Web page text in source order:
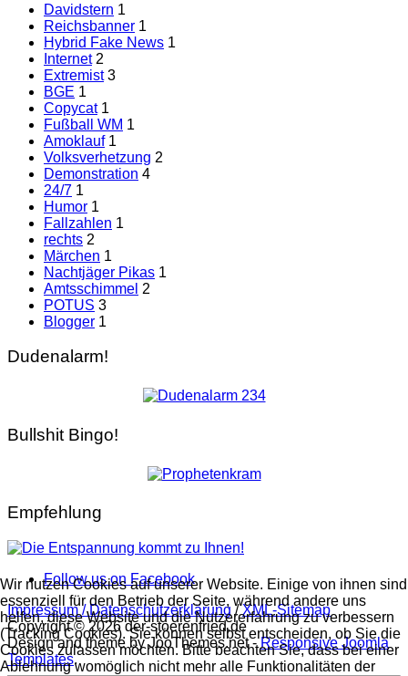
Davidstern 1
Reichsbanner 1
Hybrid Fake News 1
Internet 2
Extremist 3
BGE 1
Copycat 1
Fußball WM 1
Amoklauf 1
Volksverhetzung 2
Demonstration 4
24/7 1
Humor 1
Fallzahlen 1
rechts 2
Märchen 1
Nachtjäger Pikas 1
Amtsschimmel 2
POTUS 3
Blogger 1
Dudenalarm!
Bullshit Bingo!
Empfehlung
Follow us on Facebook
Impressum / Datenschutzerklärung /XML-Sitemap
Copyright © 2026 der-stoerenfried.de
Design and theme by JooThemes.net -Responsive Joomla
Templates.
Wir nutzen Cookies auf unserer Website. Einige von ihnen sind
essenziell für den Betrieb der Seite, während andere uns
helfen, diese Website und die Nutzererfahrung zu verbessern
(Tracking Cookies). Sie können selbst entscheiden, ob Sie die
Cookies zulassen möchten. Bitte beachten Sie, dass bei einer
Ablehnung womöglich nicht mehr alle Funktionalitäten der